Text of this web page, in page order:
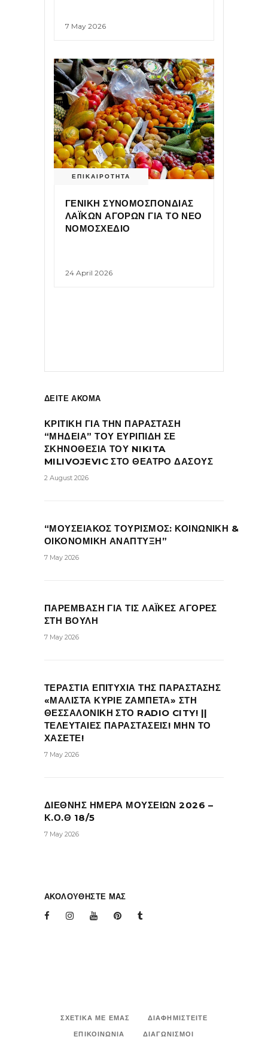
7 May 2026
ΕΠΙΚΑΙΡΟΤΗΤΑ
ΓΕΝΙΚΗ ΣΥΝΟΜΟΣΠΟΝΔΙΑΣ
ΛΑΪΚΩΝ ΑΓΟΡΩΝ ΓΙΑ ΤΟ ΝΕΟ
ΝΟΜΟΣΧΕΔΙΟ
24 April 2026
ΔΕΙΤΕ ΑΚΟΜΑ
ΚΡΙΤΙΚΗ ΓΙΑ ΤΗΝ ΠΑΡΑΣΤΑΣΗ
“ΜΗΔΕΙΑ” ΤΟΥ ΕΥΡΙΠΙΔΗ ΣΕ
ΣΚΗΝΟΘΕΣΙΑ ΤΟΥ NIKITA
MILIVOJEVIC ΣΤΟ ΘΕΑΤΡΟ ΔΑΣΟΥΣ
2 August 2026
“ΜΟΥΣΕΙΑΚΟΣ ΤΟΥΡΙΣΜΟΣ: ΚΟΙΝΩΝΙΚΗ &
ΟΙΚΟΝΟΜΙΚΗ ΑΝΑΠΤΥΞΗ”
7 May 2026
ΠΑΡΕΜΒΑΣΗ ΓΙΑ ΤΙΣ ΛΑΪΚΕΣ ΑΓΟΡΕΣ
ΣΤΗ ΒΟΥΛΗ
7 May 2026
ΤΕΡΑΣΤΙΑ ΕΠΙΤΥΧΙΑ ΤΗΣ ΠΑΡΑΣΤΑΣΗΣ
«ΜΑΛΙΣΤΑ ΚΥΡΙΕ ΖΑΜΠΕΤΑ» ΣΤΗ
ΘΕΣΣΑΛΟΝΙΚΗ ΣΤΟ RADIO CITY! ||
ΤΕΛΕΥΤΑΙΕΣ ΠΑΡΑΣΤΑΣΕΙΣ! ΜΗΝ ΤΟ
ΧΑΣΕΤΕ!
7 May 2026
ΔΙΕΘΝΗΣ ΗΜΕΡΑ ΜΟΥΣΕΙΩΝ 2026 –
Κ.Ο.Θ 18/5
7 May 2026
ΑΚΟΛΟΥΘΗΣΤΕ ΜΑΣ
ΣΧΕΤΙΚΑ ΜΕ ΕΜΑΣ
ΔΙΑΦΗΜΙΣΤΕΙΤΕ
ΕΠΙΚΟΙΝΩΝΙΑ
ΔΙΑΓΩΝΙΣΜΟΙ